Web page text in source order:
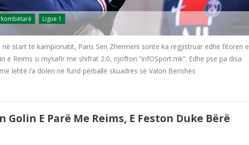
Ligue 1
start të kampionatit, Paris Sen Zhermeni sonte ka regjistruar edhe fitoren e
e Reims si mysafir me shifrat 2:0, njofton “infOSport.mk”. Edhe pse pa disa
lehtë i’a dolën në fund përballë skuadrës së Valon Berishës
Golin E Parë Me Reims, E Feston Duke Bërë